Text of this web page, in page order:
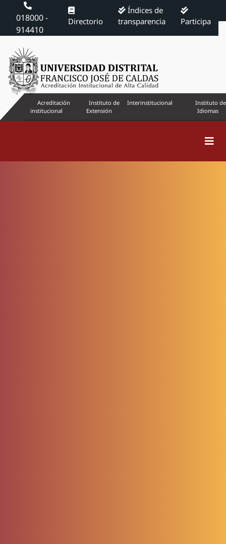
018000 -
914410
Directorio
Índices de
transparencia
Participa
Acreditación
institucional
Instituto de
Extensión
Interinstitucional
Instituto de
Idiomas